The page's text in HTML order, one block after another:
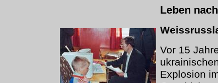
Leben
Vor 15
Explosion